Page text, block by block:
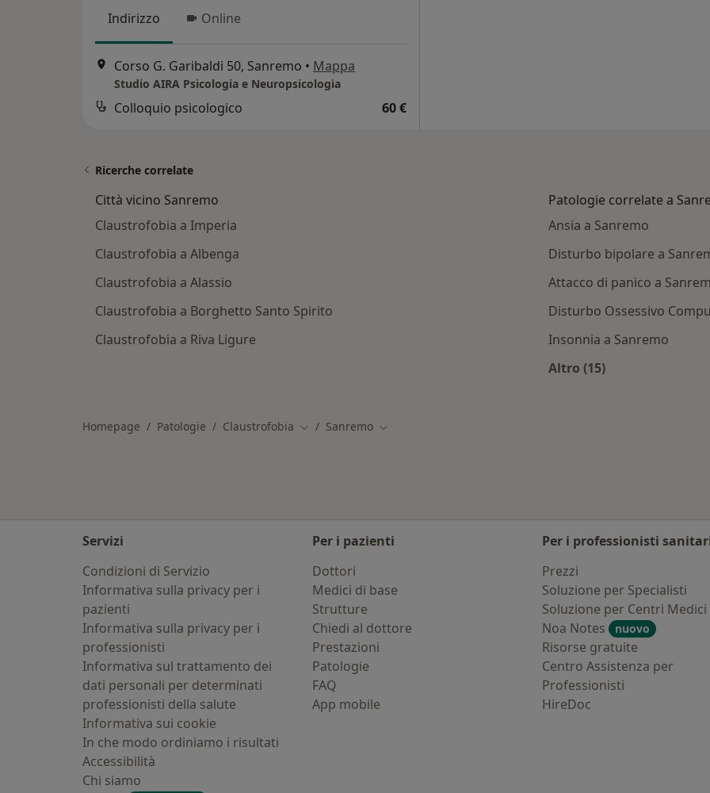
Indirizzo Online
Corso G. Garibaldi 50, Sanremo • Mappa
Studio AIRA Psicologia e Neuropsicologia
Colloquio psicologico 60 €
Ricerche correlate
Città vicino Sanremo
Claustrofobia a Imperia
Claustrofobia a Albenga
Claustrofobia a Alassio
Claustrofobia a Borghetto Santo Spirito
Claustrofobia a Riva Ligure
Patologie correlate a
Ansia a Sanremo
Disturbo bipolare a
Attacco di panico a
Disturbo Ossessivo
Insonnia a Sanremo
Altro (15)
Homepage Patologie Claustrofobia Cambia città
Sanremo Cambia città
Servizi
Condizioni di Servizio
Informativa sulla privacy per i
pazienti
Informativa sulla privacy per i
professionisti
Informativa sul trattamento dei
dati personali per determinati
professionisti della salute
Informativa sui cookie
In che modo ordiniamo i risultati
Accessibilità
Chi siamo
Per i pazienti
Dottori
Medici di base
Strutture
Chiedi al dottore
Prestazioni
Patologie
FAQ
App mobile
Per i professionisti
Prezzi
Soluzione per Specialisti
Soluzione per Centri Medici
Noa Notes
nuovo
Risorse gratuite
Centro Assistenza per
Professionisti
HireDoc